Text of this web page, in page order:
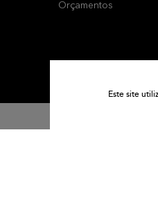
Orçamentos
Este site